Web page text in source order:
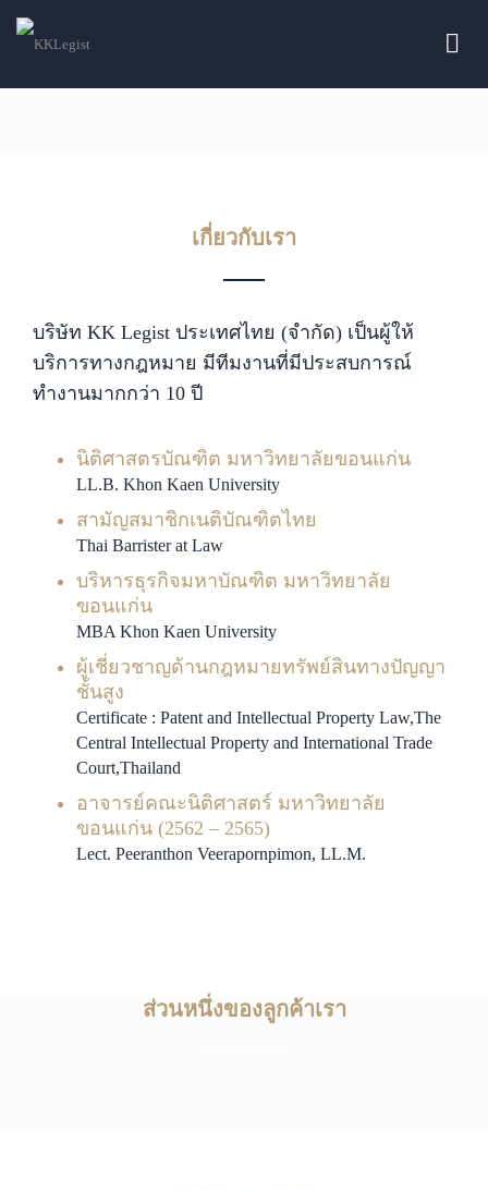
เกี่ยวกับเรา
บริษัท KK Legist ประเทศไทย (จำกัด) เป็นผู้ให้
บริการทางกฎหมาย มีทีมงานที่มีประสบการณ์
ทำงานมากกว่า 10 ปี
นิติศาสตรบัณฑิต มหาวิทยาลัยขอนแก่น
LL.B. Khon Kaen University
สามัญสมาชิกเนติบัณฑิตไทย
Thai Barrister at Law
บริหารธุรกิจมหาบัณฑิต มหาวิทยาลัย
ขอนแก่น
MBA Khon Kaen University
ผู้เชี่ยวชาญด้านกฎหมายทรัพย์สินทางปัญญา
ชั้นสูง
Certificate : Patent and Intellectual Property Law,The
Central Intellectual Property and International Trade
Court,Thailand
อาจารย์คณะนิติศาสตร์ มหาวิทยาลัย
ขอนแก่น (2562 – 2565)
Lect. Peeranthon Veerapornpimon, LL.M.
ส่วนหนึ่งของลูกค้าเรา